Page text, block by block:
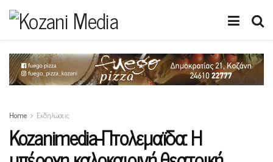
Home Εκδηλώσεις
Kozanimedia-Πτολεμαϊδα: Η